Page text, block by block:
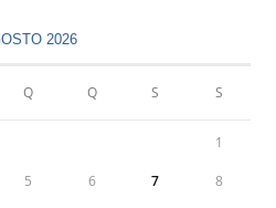
2026
Q Q S S
1
5 6 7 8